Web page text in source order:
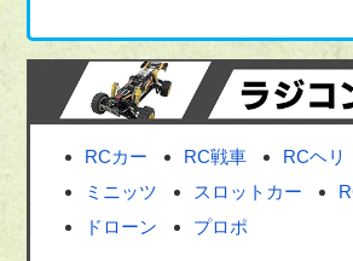
RCカー RC戦車 RCヘリ
ミニッツ
スロットカー
ドローン
プロポ